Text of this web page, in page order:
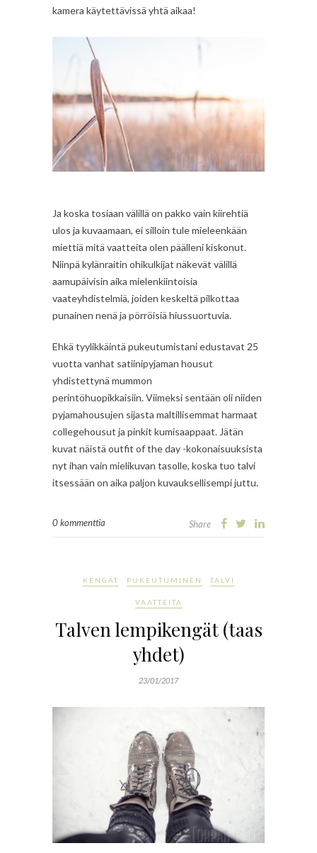
kamera käytettävissä yhtä aikaa!
Ja koska tosiaan välillä on pakko vain kiirehtiä
ulos ja kuvaamaan, ei silloin tule mieleenkään
miettiä mitä vaatteita olen päälleni kiskonut.
Niinpä kylänraitin ohikulkijat näkevät välillä
aamupäivisin aika mielenkiintoisia
vaateyhdistelmiä, joiden keskeltä pilkottaa
punainen nenä ja pörröisiä hiussuortuvia.
Ehkä tyylikkäintä pukeutumistani edustavat 25
vuotta vanhat satiinipyjaman housut
yhdistettynä mummon
perintöhuopikkaisiin. Viimeksi sentään oli niiden
pyjamahousujen sijasta maltillisemmat harmaat
collegehousut ja pinkit kumisaappaat. Jätän
kuvat näistä outfit of the day -kokonaisuuksista
nyt ihan vain mielikuvan tasolle, koska tuo talvi
itsessään on aika paljon kuvauksellisempi juttu.
0 kommenttia Share
KENGÄT PUKEUTUMINEN TALVI
VAATTEITA
Talven lempikengät (taas
yhdet)
23/01/2017